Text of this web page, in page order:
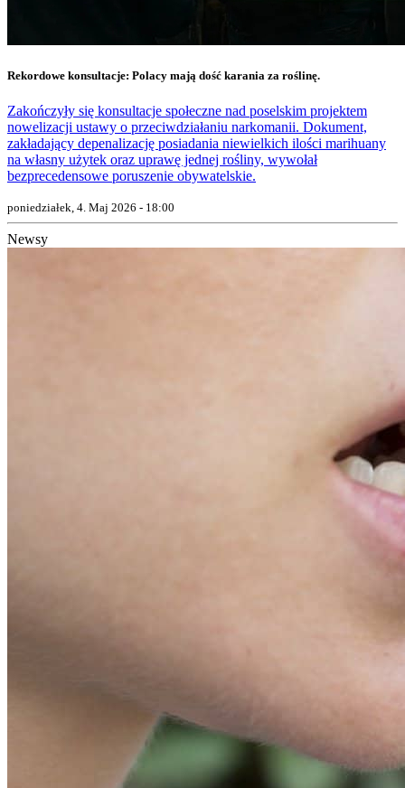
Rekordowe konsultacje: Polacy mają dość karania za roślinę.
Zakończyły się konsultacje społeczne nad poselskim projektem
nowelizacji ustawy o przeciwdziałaniu narkomanii. Dokument,
zakładający depenalizację posiadania niewielkich ilości marihuany
na własny użytek oraz uprawę jednej rośliny, wywołał
bezprecedensowe poruszenie obywatelskie.
poniedziałek, 4. Maj 2026 - 18:00
Newsy